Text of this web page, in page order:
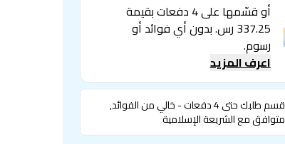
أو قسّمها على 4 دفعات بقيمة
337.25 رس. بدون أي فوائد أو
رسوم.
اعرف المزيد
قسم طلبك حتى 4 دفعات - خالي من الفوائد,
متوافق مع الشريعة الإسلامية